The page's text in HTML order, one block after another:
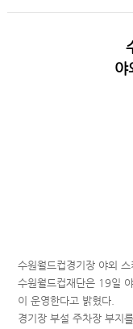
야
수원월드컵경기장 야외 스
수원월드컵재단은 19일
이 운영한다고 밝혔다.
경기장 부설 주차장 부지